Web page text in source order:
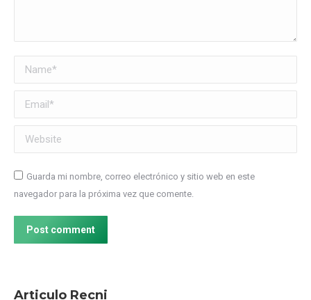
Name *
Email *
Website
Guarda mi nombre, correo electrónico y sitio web en este
navegador para la próxima vez que comente.
Post comment
Articulo Recni